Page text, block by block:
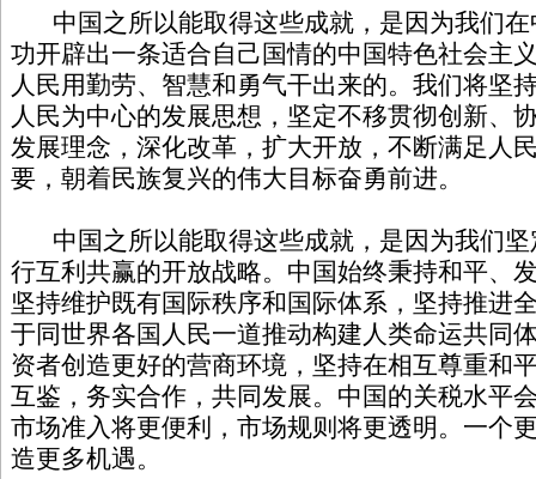
中国之所以能取得这些成就，是因为我们在
功开辟出一条适合自己国情的中国特色社会主
人民用勤劳、智慧和勇气干出来的。我们将坚
人民为中心的发展思想，坚定不移贯彻创新、
发展理念，深化改革，扩大开放，不断满足人
要，朝着民族复兴的伟大目标奋勇前进。
中国之所以能取得这些成就，是因为我们坚
行互利共赢的开放战略。中国始终秉持和平、
坚持维护既有国际秩序和国际体系，坚持推进
于同世界各国人民一道推动构建人类命运共同
资者创造更好的营商环境，坚持在相互尊重和
互鉴，务实合作，共同发展。中国的关税水平
市场准入将更便利，市场规则将更透明。一个
造更多机遇。